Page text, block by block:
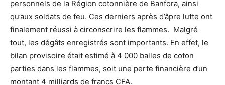
personnels de la Région cotonnière de Banfora, ainsi
qu’aux soldats de feu. Ces derniers après d’âpre lutte ont
finalement réussi à circonscrire les flammes. Malgré
tout, les dégâts enregistrés sont importants. En effet, le
bilan provisoire était estimé à 4 000 balles de coton
parties dans les flammes, soit une perte financière d’un
montant 4 milliards de francs CFA.